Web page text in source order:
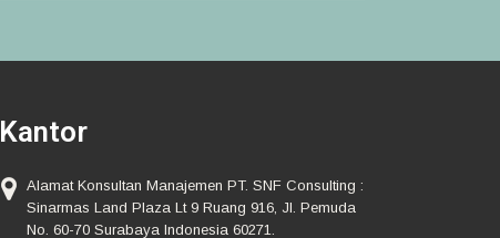
Kantor
Alamat Konsultan Manajemen PT. SNF Consulting :
Sinarmas Land Plaza Lt 9 Ruang 916, Jl. Pemuda
No. 60-70 Surabaya Indonesia 60271.